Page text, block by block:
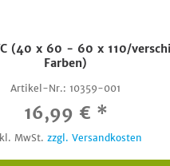
(40 x 60 - 60 x 110/
Farben)
Artikel-Nr.: 10359-001
16,99 € *
MwSt. zzgl. Versandkosten